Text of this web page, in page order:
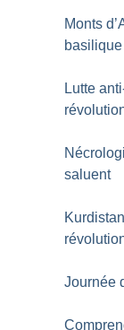
Monts
Lutte
saluent
Journée